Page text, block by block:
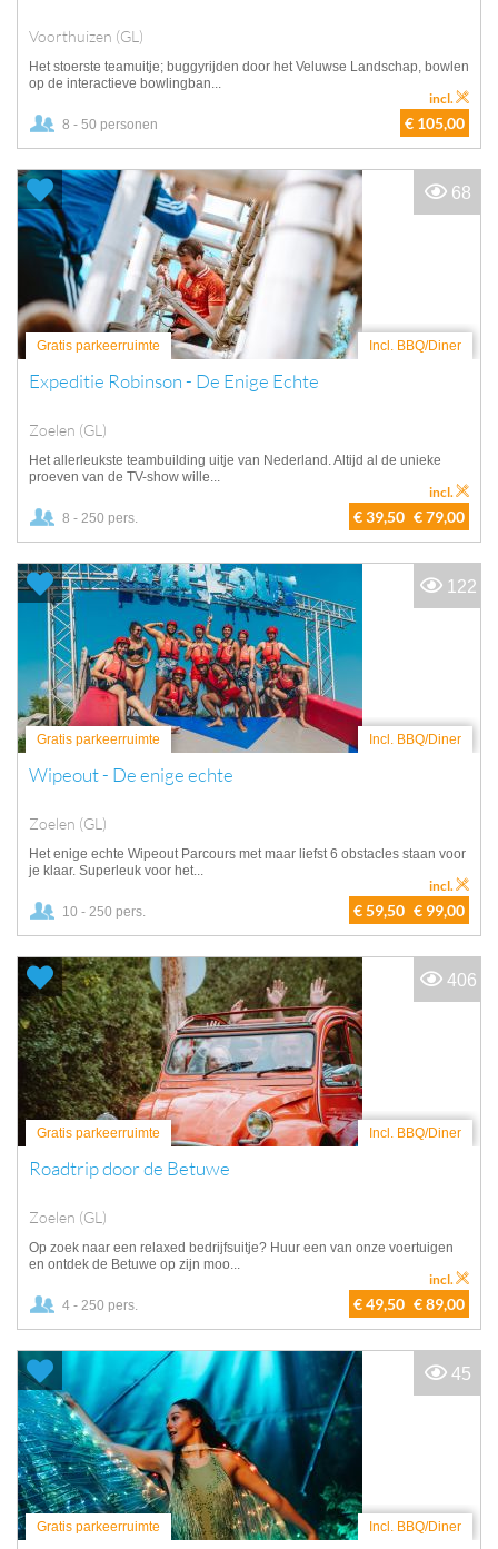
Voorthuizen (GL)
Het stoerste teamuitje; buggyrijden door het Veluwse Landschap, bowlen
op de interactieve bowlingban...
8 - 50 personen € 105,00
incl.
Gratis parkeerruimte Incl. BBQ/Diner
Expeditie Robinson - De Enige Echte
Zoelen (GL)
Het allerleukste teambuilding uitje van Nederland. Altijd al de unieke
proeven van de TV-show wille...
8 - 250 pers. € 39,50 € 79,00
incl.
68
Gratis parkeerruimte Incl. BBQ/Diner
Wipeout - De enige echte
Zoelen (GL)
Het enige echte Wipeout Parcours met maar liefst 6 obstacles staan voor
je klaar. Superleuk voor het...
10 - 250 pers. € 59,50 € 99,00
incl.
122
Gratis parkeerruimte Incl. BBQ/Diner
Roadtrip door de Betuwe
Zoelen (GL)
Op zoek naar een relaxed bedrijfsuitje? Huur een van onze voertuigen
en ontdek de Betuwe op zijn moo...
4 - 250 pers. € 49,50 € 89,00
incl.
406
Gratis parkeerruimte Incl. BBQ/Diner
45